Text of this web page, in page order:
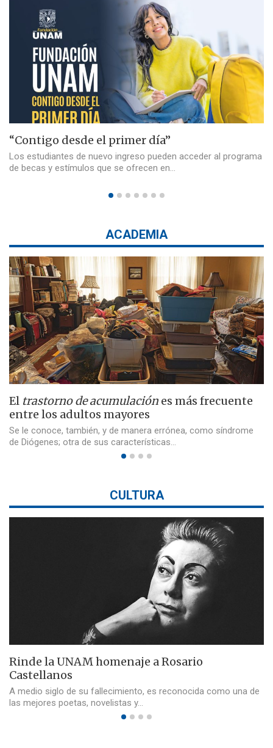
“Contigo desde el primer día”
Los estudiantes de nuevo ingreso pueden acceder al programa
de becas y estímulos que se ofrecen en…
ACADEMIA
El trastorno de acumulación es más frecuente
entre los adultos mayores
Se le conoce, también, y de manera errónea, como síndrome
de Diógenes; otra de sus características…
CULTURA
Rinde la UNAM homenaje a Rosario
Castellanos
A medio siglo de su fallecimiento, es reconocida como una de
las mejores poetas, novelistas y…